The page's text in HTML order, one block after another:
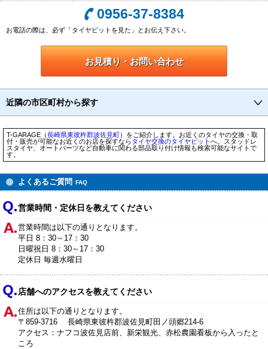
0956-37-8384
お電話の際は、必ず「タイヤピットを見た」とお伝え下さい。
お見積り・お問い合わせ
近隣の市区町村から探す
T-GARAGE（長崎県東彼杵郡波佐見町）をご紹介します。お近くのタイヤの交換・取
付・販売が可能なお近くのお店を探すならタイヤ交換のタイヤピットへ。スタッドレ
スタイヤ、オートパーツなど自動車に関わる部品取り付け情報も検索可能なサイトで
す。
よくあるご質問 FAQ
営業時間・定休日を教えてください
営業時間は以下の通りとなります。
平日 8：30～17：30
日曜祝日 8：30～17：30
定休日 毎週水曜日
店舗へのアクセスを教えてください
住所は以下の通りとなります。
〒859-3716 長崎県東彼杵郡波佐見町田ノ頭郷214-6
アクセス：ナフコ波佐見店前、新栄観光、赤松農園看板から入ったと
ころ